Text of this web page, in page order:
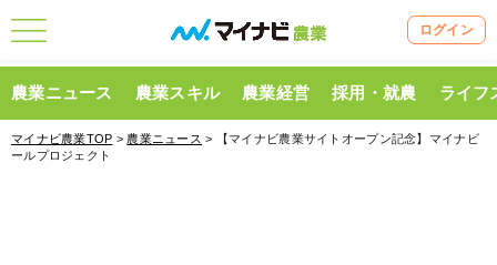
ログイン
農業ニュース 農業スキル 農業経営 採用・就農 ライフ
マイナビ農業TOP > 農業ニュース > 【マイナビ農業サイトオープン記念】マイナビ
ールプロジェクト